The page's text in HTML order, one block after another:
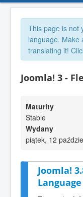
This page is not
language. Make
translating it!
Joomla! 3 -
Maturity
Stable
Wydany
piątek, 12
Joomla!